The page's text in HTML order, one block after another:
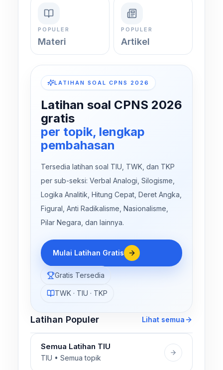
POPULER
Materi
POPULER
Artikel
LATIHAN SOAL CPNS 2026
Latihan soal CPNS 2026
gratis
per topik, lengkap
pembahasan
Tersedia latihan soal TIU, TWK, dan TKP
per sub-seksi: Verbal Analogi, Silogisme,
Logika Analitik, Hitung Cepat, Deret Angka,
Figural, Anti Radikalisme, Nasionalisme,
Pilar Negara, dan lainnya.
Mulai Latihan Gratis
Gratis Tersedia
TWK · TIU · TKP
Latihan Populer Lihat semua
Semua Latihan TIU
TIU • Semua topik